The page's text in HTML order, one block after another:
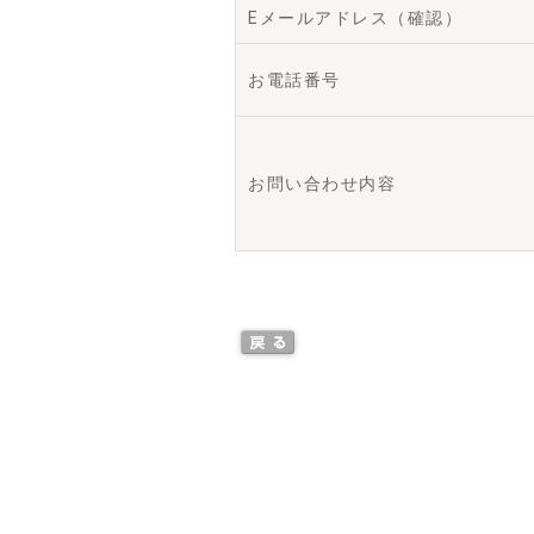
Eメールアドレス（確認）
お電話番号
お問い合わせ内容